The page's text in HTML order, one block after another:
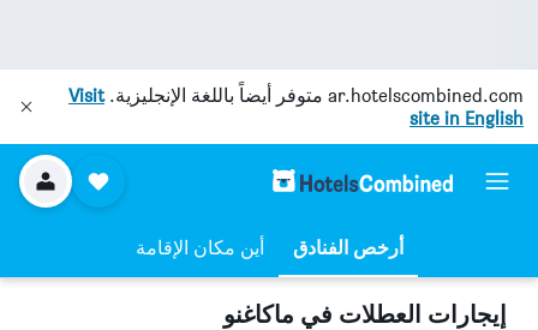
ar.hotelscombined.com متوفر أيضاً باللغة الإنجليزية.Visit
site in English
أرخص الفنادق أين مكان الإقامة
إيجارات العطلات في ماكاغنو